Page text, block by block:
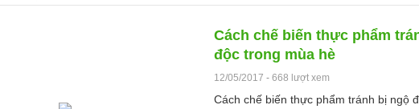
Cách chế biến thực phẩm
độc trong mùa hè
12/05/2017 - 668 lượt xem
Cách chế biến thực phẩm tránh bị ngộ